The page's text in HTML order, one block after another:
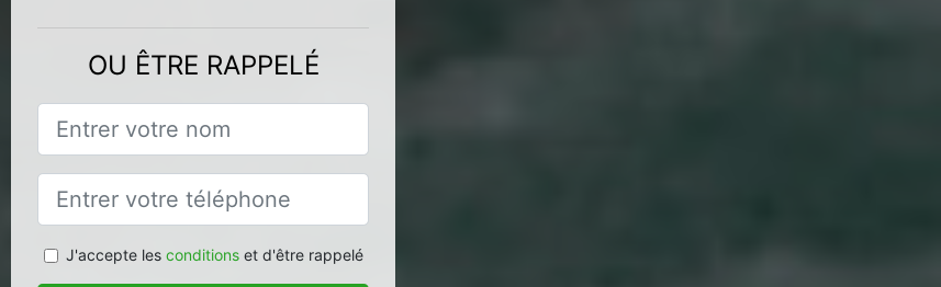
OU ÊTRE RAPPELÉ
J'accepte les conditionset d'être rappelé